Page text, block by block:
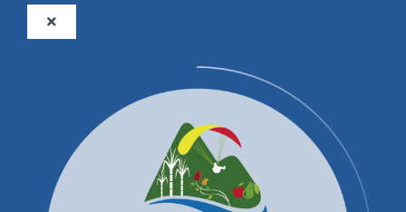
Toggle
Productos y Servicios
Convocatorias Precalificación